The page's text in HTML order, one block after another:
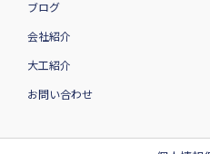
ブログ
会社紹介
大工紹介
お問い合わせ